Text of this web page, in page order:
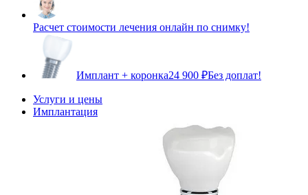
Расчет стоимости лечения онлайн по снимку!
Имплант + коронка24 900 ₽Без доплат!
Услуги и цены
Имплантация